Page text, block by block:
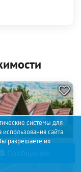
системы для
сайта.
разрешаете их
Сообщение